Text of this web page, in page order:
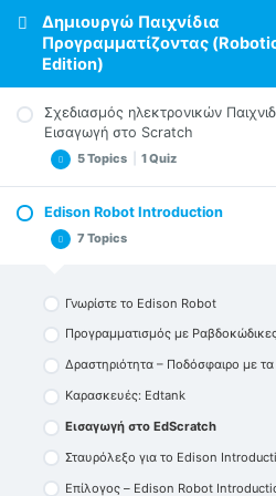
Δημιουργώ Παιχνίδια
Προγραμματίζοντας
Edition)
Σχεδιασμός ηλεκτρονικών
Εισαγωγή στο Scratch
5 Topics 1 Quiz
(RE)
Παιχνιδιών & Εισαγωγή στο Scratch
Quiz- Στοιχεία σχεδιασμού ενός
Edison Robot Introduction
7 Topics
Γνωρίστε το Edison Robot
Προγραμματισμός με
Δραστηριότητα – Ποδόσφαιρο με
Καρασκευές: Edtank
Εισαγωγή στο EdScratch
Σταυρόλεξο για το Edison
Επίλογος – Edison Robot
Previous Topic
Εισαγωγή στο EdScratch
Δημιουργώ Παιχνίδια